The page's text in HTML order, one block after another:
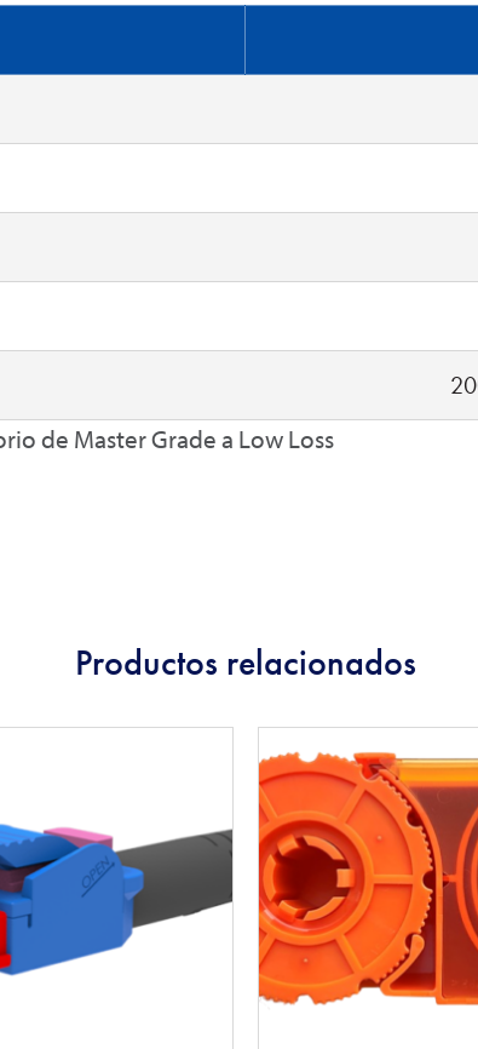
de Master Grade a Low Loss
Productos relacionados